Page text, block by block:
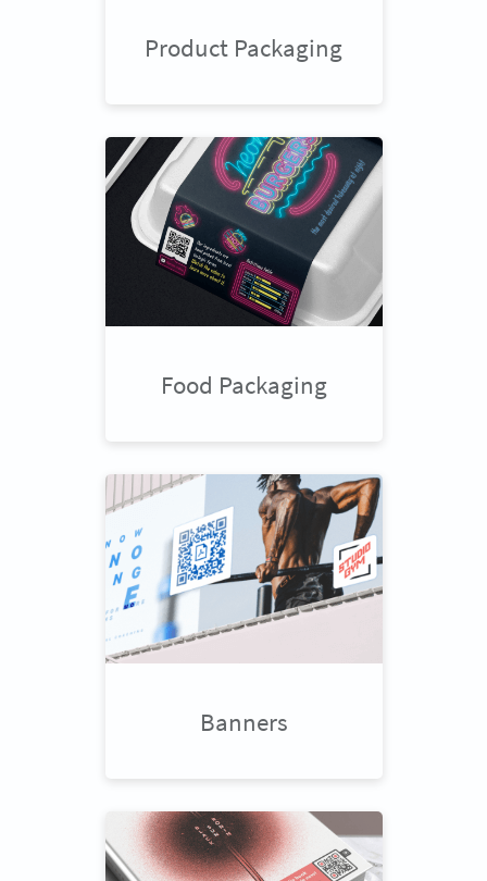
Product Packaging
Food Packaging
Banners